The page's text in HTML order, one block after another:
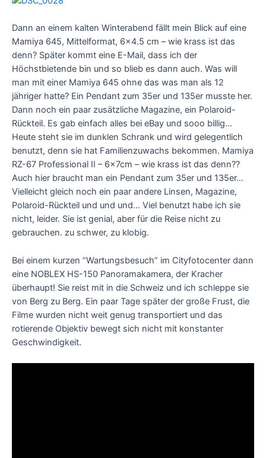
Dann an einem kalten Winterabend fällt mein Blick auf eine
Mamiya 645, Mittelformat, 6×4.5 cm – wie krass ist das
denn? Später kommt eine E-Mail, dass ich der
Höchstbietende bin und so blieb es dann auch. Was will
man mit einer Mamiya 645 ohne das was man als 12
jähriger hatte? Ein Pendant zum 35er und 135er musste her.
Dann noch ein paar zusätzliche Magazine, ein Polaroid-
Rückteil. Es gab einfach alles bei eBay und sooo billig…
Heute steht sie im dunklen Schrank und wird gelegentlich
benutzt, denn sie hat Familienzuwachs bekommen. Mamiya
RZ-67 Professional II – 6x7cm – wie krass ist das denn??
Auch hier braucht man ein Pendant zum 35er und 135er…
Vielleicht gleich noch ein paar andere Linsen, Magazine,
Polaroid-Rückteil und und und… Viel benutzt habe ich sie
nicht, leider. Sie ist genial, aber für die Reise nicht zu
gebrauchen. zu schwer, zu klobig.
Bei einem kurzen “Wartungsbesuch” im Cityfotocenter dann
eine NOBLEX HS-150 Panoramakamera, der Kracher
überhaupt! Sie reist mit in die Schweiz und ich schleppe sie
von Berg zu Berg. Ein paar Tage später der große Frust, die
Filme wurden nicht weit genug transportiert und das
rotierende Objektiv bewegt sich nicht mit konstanter
Geschwindigkeit.